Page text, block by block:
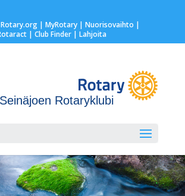
Rotary.org| MyRotary | Nuorisovaihto |
| Club Finder| Lahjoita
Seinäjoen Rotaryklubi